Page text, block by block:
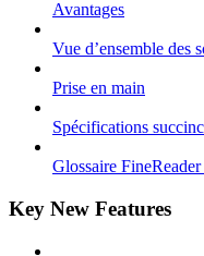
Avantages
Vue d’ensemble des
Prise en main
Spécifications
Glossaire
Key New Features